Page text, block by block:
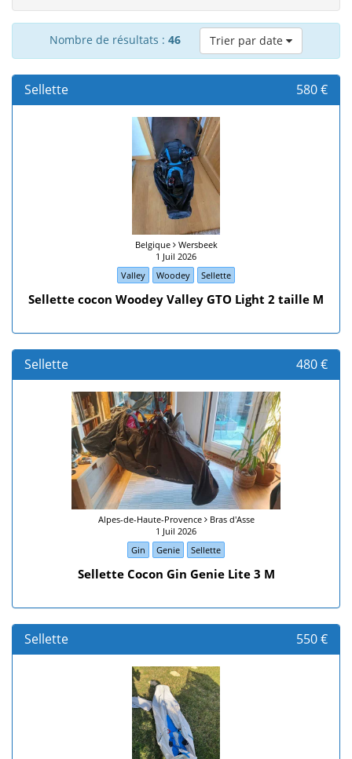
Nombre de résultats : 46 Trier par date
Sellette 580 €
Belgique Wersbeek
1 Juil 2026
Valley
Woodey Sellette
Sellette cocon Woodey Valley GTO Light 2 taille M
Sellette 480 €
Alpes-de-Haute-Provence Bras d'Asse
1 Juil 2026
Gin
Genie Sellette
Sellette Cocon Gin Genie Lite 3 M
Sellette 550 €